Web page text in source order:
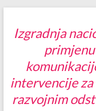
Izgradnja
intervencije za
razvojnim